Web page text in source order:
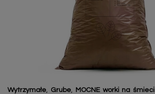
Wytrzymałe Grube, MOCNE worki na śmieci